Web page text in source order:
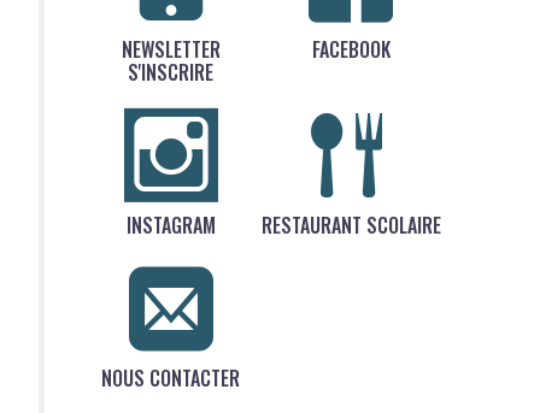
NEWSLETTER
S'INSCRIRE
FACEBOOK
INSTAGRAM RESTAURANT SCOLAIRE
NOUS CONTACTER